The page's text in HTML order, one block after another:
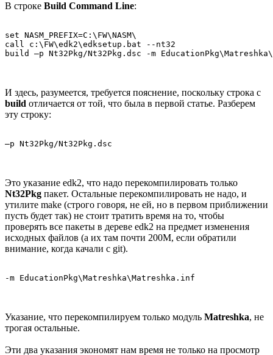
В строке Build Command Line:
set NASM_PREFIX=C:\FW\NASM\
call c:\FW\edk2\edksetup.bat --nt32
build –p Nt32Pkg/Nt32Pkg.dsc -m
И здесь, разумеется, требуется пояснение, поскольку строка с
build отличается от той, что была в первой статье. Разберем
эту строку:
–p Nt32Pkg/Nt32Pkg.dsc
Это указание edk2, что надо перекомпилировать только
Nt32Pkg пакет. Остальные перекомпилировать не надо, и
утилите make (строго говоря, не ей, но в первом приближении
пусть будет так) не стоит тратить время на то, чтобы
проверять все пакеты в дереве edk2 на предмет изменения
исходных файлов (а их там почти 200М, если обратили
внимание, когда качали с git).
-m EducationPkg\Matreshka\Matreshka.inf
Указание, что перекомпилируем только модуль Matreshka, не
трогая остальные.
Эти два указания экономят нам время не только на просмотр